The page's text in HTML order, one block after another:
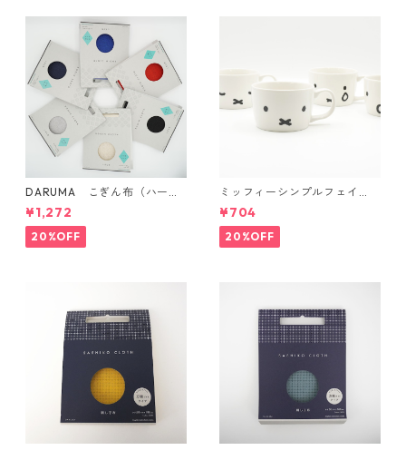
DARUMA こぎん布（ハード
タイプ）
¥1,272
20%OFF
ミッフィーシンプルフェイ
ス マグ
¥704
20%OFF